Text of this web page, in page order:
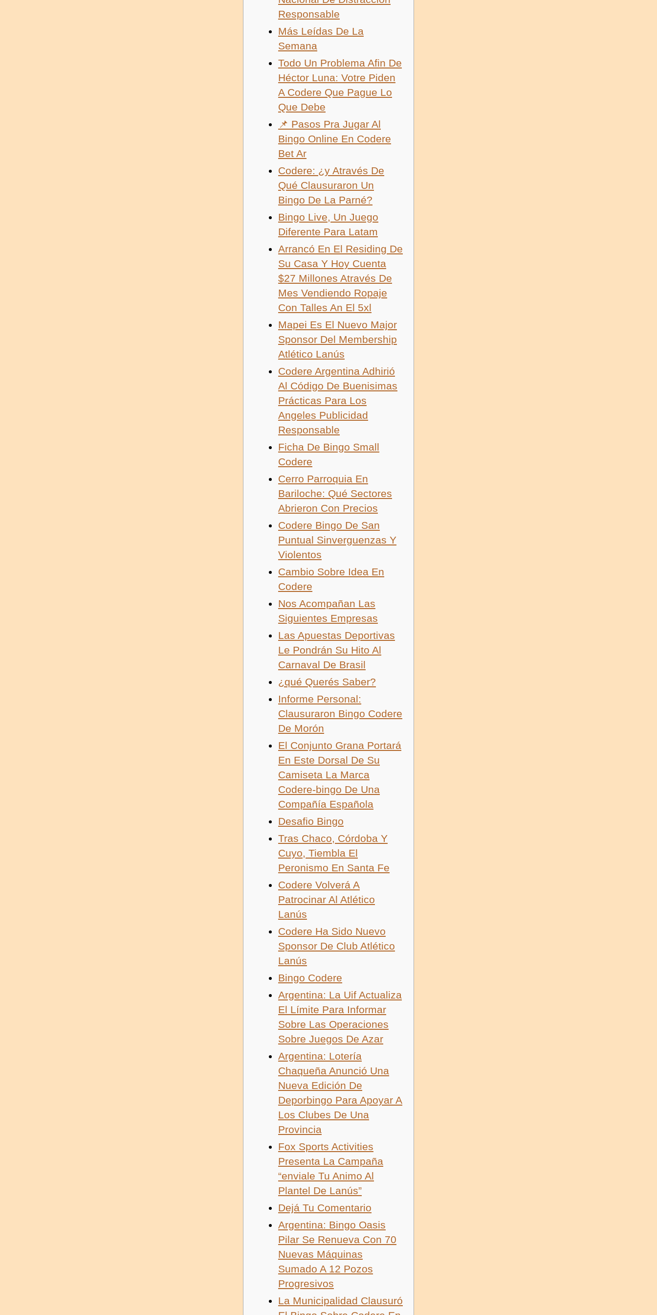
Responsable
Más Leídas De La
Semana
Todo Un Problema Afin De
Héctor Luna: Votre Piden
A Codere Que Pague Lo
Que Debe
📌 Pasos Pra Jugar Al
Bingo Online En Codere
Bet Ar
Codere: ¿y Através De
Qué Clausuraron Un
Bingo De La Parné?
Bingo Live, Un Juego
Diferente Para Latam
Arrancó En El Residing De
Su Casa Y Hoy Cuenta
$27 Millones Através De
Mes Vendiendo Ropaje
Con Talles An El 5xl
Mapei Es El Nuevo Major
Sponsor Del Membership
Atlético Lanús
Codere Argentina Adhirió
Al Código De Buenisimas
Prácticas Para Los
Angeles Publicidad
Responsable
Ficha De Bingo Small
Codere
Cerro Parroquia En
Bariloche: Qué Sectores
Abrieron Con Precios
Codere Bingo De San
Puntual Sinverguenzas Y
Violentos
Cambio Sobre Idea En
Codere
Nos Acompañan Las
Siguientes Empresas
Las Apuestas Deportivas
Le Pondrán Su Hito Al
Carnaval De Brasil
¿qué Querés Saber?
Informe Personal:
Clausuraron Bingo Codere
De Morón
El Conjunto Grana Portará
En Este Dorsal De Su
Camiseta La Marca
Codere-bingo De Una
Compañía Española
Desafio Bingo
Tras Chaco, Córdoba Y
Cuyo, Tiembla El
Peronismo En Santa Fe
Codere Volverá A
Patrocinar Al Atlético
Lanús
Codere Ha Sido Nuevo
Sponsor De Club Atlético
Lanús
Bingo Codere
Argentina: La Uif Actualiza
El Límite Para Informar
Sobre Las Operaciones
Sobre Juegos De Azar
Argentina: Lotería
Chaqueña Anunció Una
Nueva Edición De
Deporbingo Para Apoyar A
Los Clubes De Una
Provincia
Fox Sports Activities
Presenta La Campaña
“enviale Tu Animo Al
Plantel De Lanús”
Dejá Tu Comentario
Argentina: Bingo Oasis
Pilar Se Renueva Con 70
Nuevas Máquinas
Sumado A 12 Pozos
Progresivos
La Municipalidad Clausuró